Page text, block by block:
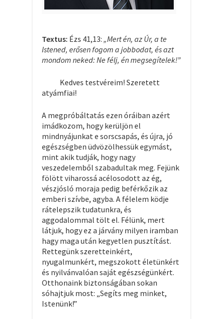
Textus: Ézs 41,13: „Mert én, az Úr, a te
Istened, erősen fogom a jobbodat, és azt
mondom neked: Ne félj, én megsegítelek!”
Kedves testvéreim! Szeretett
atyámfiai!
A megpróbáltatás ezen óráiban azért
imádkozom, hogy kerüljön el
mindnyájunkat e sorscsapás, és újra, jó
egészségben üdvözölhessük egymást,
mint akik tudják, hogy nagy
veszedelemből szabadultak meg. Fejünk
fölött viharossá acélosodott az ég,
vészjósló moraja pedig beférkőzik az
emberi szívbe, agyba. A félelem ködje
rátelepszik tudatunkra, és
aggodalommal tölt el. Félünk, mert
látjuk, hogy ez a járvány milyen iramban
hagy maga után kegyetlen pusztítást.
Rettegünk szeretteinkért,
nyugalmunkért, megszokott életünkért
és nyilvánvalóan saját egészségünkért.
Otthonaink biztonságában sokan
sóhajtjuk most: „Segíts meg minket,
Istenünk!”